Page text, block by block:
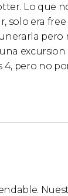
Lo que
solo era
4, pero no